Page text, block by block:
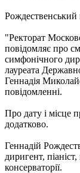
Рождественський
"Ректорат
повідомляє про
симфонічного
лауреата
Геннадія
повідомленні.
Про дату і місце
додатково.
Геннадій
диригент,
консерваторії.